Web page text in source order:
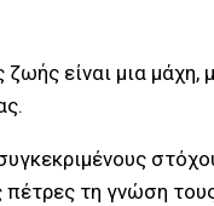
ζωής είναι μια
πέτρες τη γνώση